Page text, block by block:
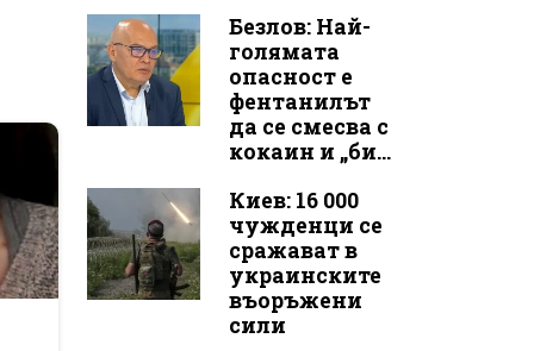
Безлов: Най-
голямата
опасност е
фентанилът
да се смесва с
кокаин и „би...
Киев: 16 000
чужденци се
сражават в
украинските
въоръжени
сили